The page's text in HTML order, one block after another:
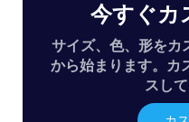
今すぐカ
サイズ、色、形をカ
から始まります。カ
スして